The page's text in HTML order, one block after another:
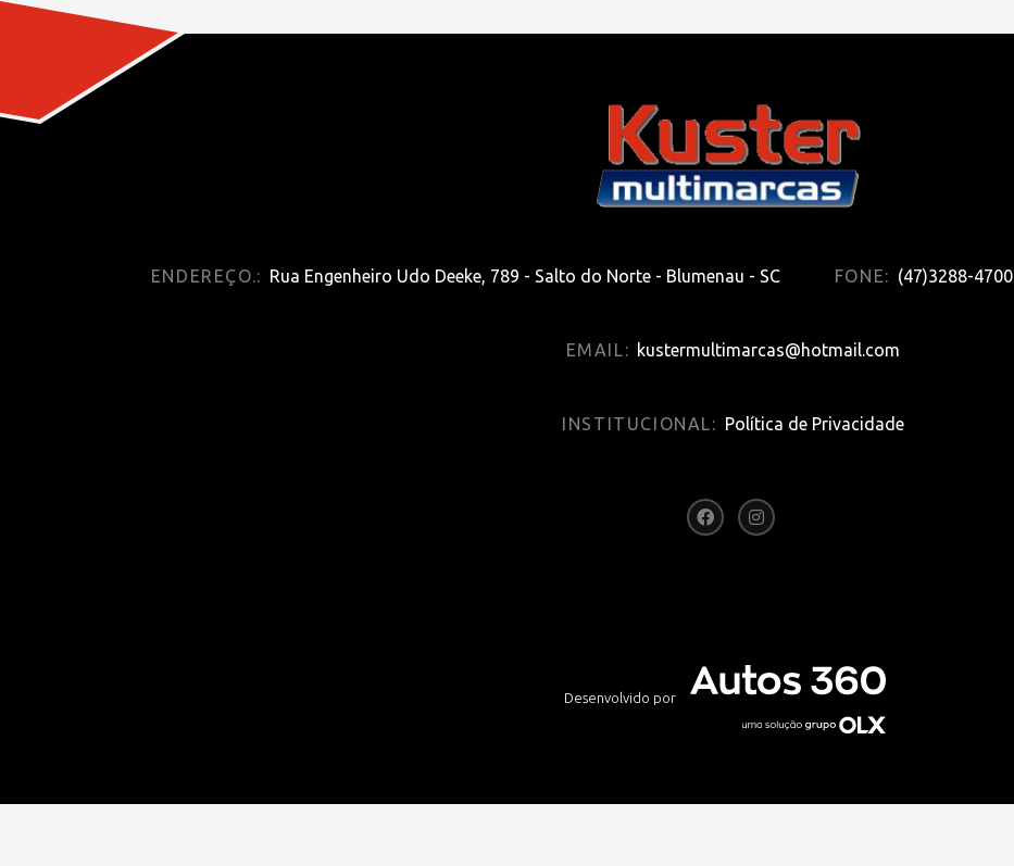
ENDEREÇO.: Rua Engenheiro Udo Deeke, 789 - Salto do Norte - Blumenau - SC FONE: (47)3288-4700
EMAIL: kustermultimarcas@hotmail.com
INSTITUCIONAL: Política de Privacidade
Desenvolvido por